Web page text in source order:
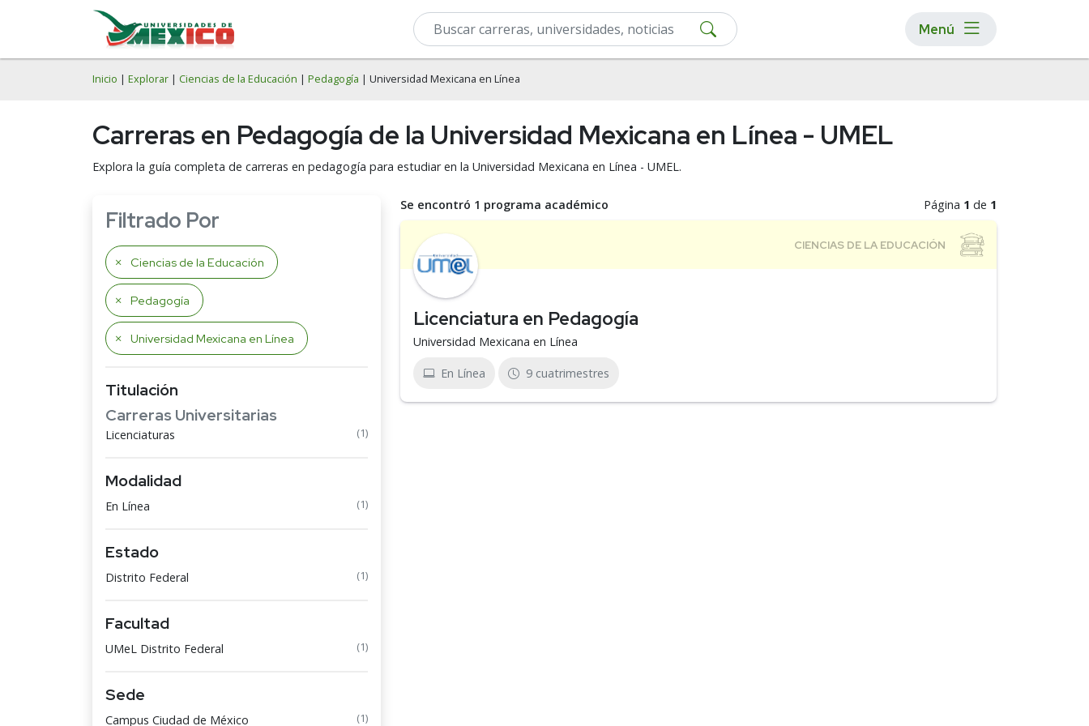
Menú
Inicio | Explorar | Ciencias de la Educación | Pedagogía | Universidad Mexicana en Línea
Carreras en Pedagogía de la Universidad Mexicana en Línea - UMEL
Explora la guía completa de carreras en pedagogía para estudiar en la Universidad Mexicana en Línea - UMEL.
Filtrado Por
Ciencias de la Educación
Pedagogía
Universidad Mexicana en Línea
Titulación
Carreras Universitarias
Licenciaturas (1)
Modalidad
En Línea (1)
Estado
Distrito Federal (1)
Facultad
UMeL Distrito Federal (1)
Sede
Campus Ciudad de México (1)
Se encontró 1 programa académico Página 1 de 1
Licenciatura en Pedagogía
Universidad Mexicana en Línea
En Línea 9 cuatrimestres